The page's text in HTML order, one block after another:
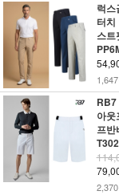
럭스
터치
스트
RB7
아웃
프반
T302